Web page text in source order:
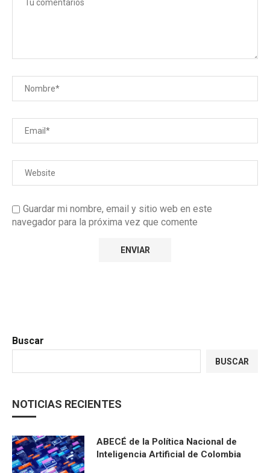
Guardar mi nombre, email y sitio web en este
navegador para la próxima vez que comente
Buscar
BUSCAR
NOTICIAS RECIENTES
ABECÉ de la Política Nacional de
Inteligencia Artificial de Colombia